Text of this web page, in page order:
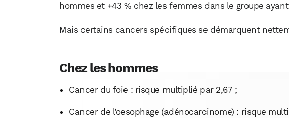
hommes et +43 % chez les femmes dans le groupe
Mais certains cancers spécifiques se démarquent
Chez les hommes
Cancer du foie : risque multiplié par 2,67 ;
Cancer de l’oesophage (adénocarcinome) : risque